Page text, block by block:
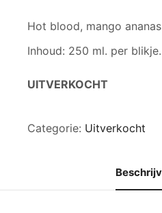
Hot blood, mango
Inhoud: 250 ml. per blikje.
UITVERKOCHT
Categorie: Uitverkocht